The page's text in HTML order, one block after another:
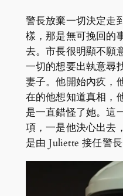
警長放棄一切決定走
樣，那是無可挽回的
去。市長很明顯不願
一切的想要出執意尋
妻子。他開始內疚，
在的他想知道真相，
是一直錯怪了她。這
項，一是他決心出去
是由 Juliette 接任警長